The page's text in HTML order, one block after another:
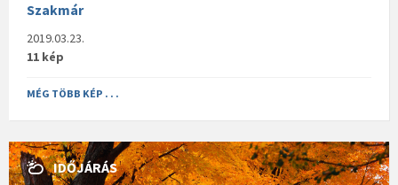
Szakmár
2019.03.23.
11 kép
MÉG TÖBB KÉP . . .
IDŐJÁRÁS